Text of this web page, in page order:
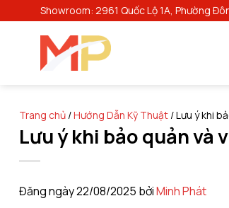
to
Showroom: 2961 Quốc Lộ 1A, Phường
Trang chủ /Hướng Dẫn Kỹ Thuật /Lưu ý khi
Lưu ý khi bảo quản
Đăng ngày22/08/2025 bởiMinh Phát